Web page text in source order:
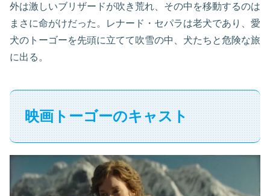
外は激しいブリザードが吹き荒れ、その中を移動するのは
まさに命がけだった。レナード・セパラは老犬であり、愛
犬のトーゴーを先頭に立てて吹雪の中、犬たちと危険な旅
に出る。
映画トーゴーのキャスト